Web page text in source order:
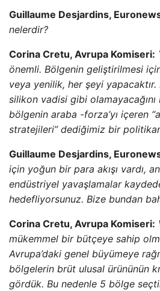
Guillaume Desjardins,
nelerdir?
Corina Cretu, Avrupa Komiseri:
önemli. Bölgenin geliştirilmesi
veya yenilik, her şeyi
silikon vadisi gibi
bölgenin araba -forza’yı içeren
stratejileri” dediğimiz bir
Guillaume Desjardins,
için yoğun bir para akışı vardı,
endüstriyel yavaşlamalar
hedefliyorsunuz. Bize bundan
Corina Cretu, Avrupa Komiseri:
mükemmel bir bütçeye sahip
Avrupa’daki genel büyümeye
bölgelerin brüt ulusal ürününün
gördük. Bu nedenle 5 bölge